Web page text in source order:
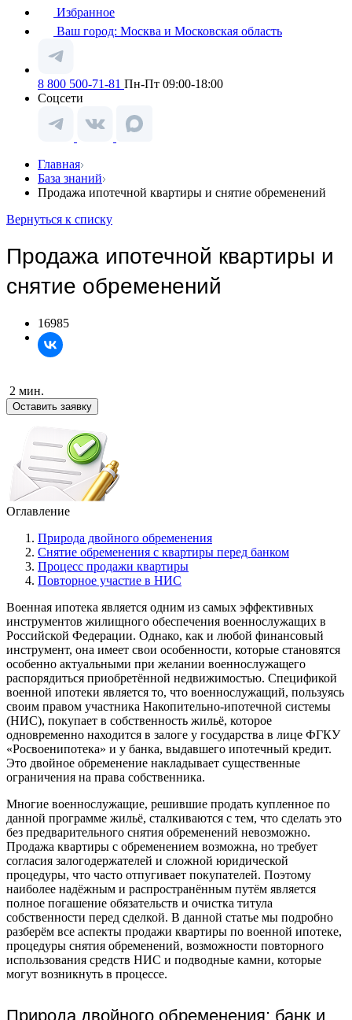
Избранное
Ваш город: Москва и Московская область
8 800 500-71-81 Пн-Пт 09:00-18:00
Соцсети
Главная
База знаний
Продажа ипотечной квартиры и снятие обременений
Вернуться к списку
Продажа ипотечной квартиры и
снятие обременений
16985
2 мин.
Оставить заявку
Оглавление
Природа двойного обременения
Снятие обременения с квартиры перед банком
Процесс продажи квартиры
Повторное участие в НИС
Военная ипотека является одним из самых эффективных
инструментов жилищного обеспечения военнослужащих в
Российской Федерации. Однако, как и любой финансовый
инструмент, она имеет свои особенности, которые становятся
особенно актуальными при желании военнослужащего
распорядиться приобретённой недвижимостью. Спецификой
военной ипотеки является то, что военнослужащий, пользуясь
своим правом участника Накопительно-ипотечной системы
(НИС), покупает в собственность жильё, которое
одновременно находится в залоге у государства в лице ФГКУ
«Росвоенипотека» и у банка, выдавшего ипотечный кредит.
Это двойное обременение накладывает существенные
ограничения на права собственника.
Многие военнослужащие, решившие продать купленное по
данной программе жильё, сталкиваются с тем, что сделать это
без предварительного снятия обременений невозможно.
Продажа квартиры с обременением возможна, но требует
согласия залогодержателей и сложной юридической
процедуры, что часто отпугивает покупателей. Поэтому
наиболее надёжным и распространённым путём является
полное погашение обязательств и очистка титула
собственности перед сделкой. В данной статье мы подробно
разберём все аспекты продажи квартиры по военной ипотеке,
процедуры снятия обременений, возможности повторного
использования средств НИС и подводные камни, которые
могут возникнуть в процессе.
Природа двойного обременения: банк и